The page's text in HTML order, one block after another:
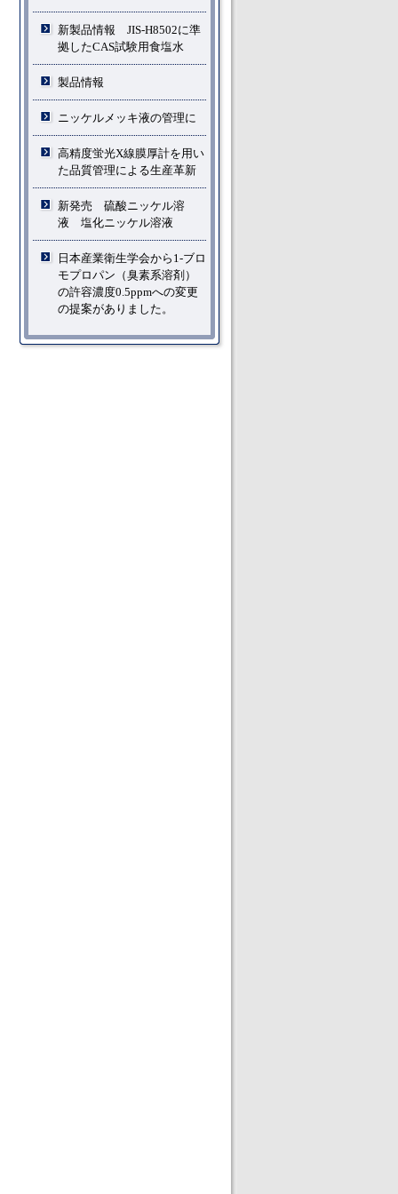
新製品情報 JIS-H8502に準
拠したCAS試験用食塩水
製品情報
ニッケルメッキ液の管理に
高精度蛍光X線膜厚計を用い
た品質管理による生産革新
新発売 硫酸ニッケル溶
液 塩化ニッケル溶液
日本産業衛生学会から1-ブロ
モプロパン（臭素系溶剤）
の許容濃度0.5ppmへの変更
の提案がありました。